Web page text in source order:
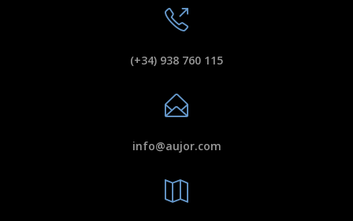
(+34) 938 760 115
info@aujor.com